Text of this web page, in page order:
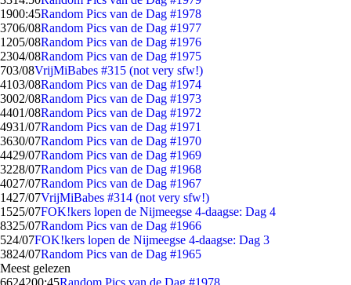
1900:45Random Pics van de Dag #1978
3706/08Random Pics van de Dag #1977
1205/08Random Pics van de Dag #1976
2304/08Random Pics van de Dag #1975
703/08VrijMiBabes #315 (not very sfw!)
4103/08Random Pics van de Dag #1974
3002/08Random Pics van de Dag #1973
4401/08Random Pics van de Dag #1972
4931/07Random Pics van de Dag #1971
3630/07Random Pics van de Dag #1970
4429/07Random Pics van de Dag #1969
3228/07Random Pics van de Dag #1968
4027/07Random Pics van de Dag #1967
1427/07VrijMiBabes #314 (not very sfw!)
1525/07FOK!kers lopen de Nijmeegse 4-daagse: Dag 4
8325/07Random Pics van de Dag #1966
524/07FOK!kers lopen de Nijmeegse 4-daagse: Dag 3
3824/07Random Pics van de Dag #1965
Meest gelezen
6624200:45Random Pics van de Dag #1978